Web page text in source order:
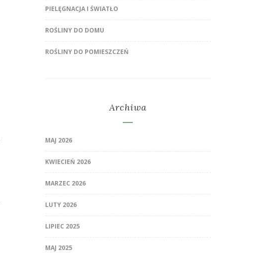
PIELĘGNACJA I ŚWIATŁO
ROŚLINY DO DOMU
ROŚLINY DO POMIESZCZEŃ
Archiwa
MAJ 2026
KWIECIEŃ 2026
MARZEC 2026
LUTY 2026
LIPIEC 2025
MAJ 2025